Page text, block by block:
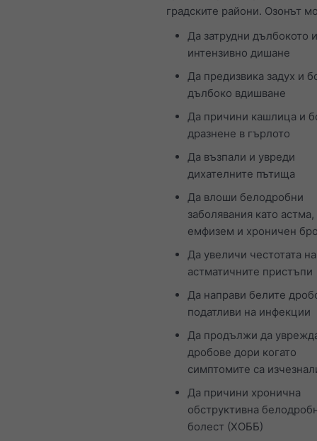
градските райони. Озонът
Да затрудни дълбокото и
интензивно дишане
Да предизвика задух и
дълбоко вдишване
Да причини кашлица и
дразнене в гърлото
Да възпали и увреди
дихателните пътища
Да влоши белодробни
заболявания като астма,
емфизем и хроничен
Да увеличи честотата на
астматичните пристъпи
Да направи белите
податливи на инфекции
Да продължи да
дробове дори когато
симптомите са
Да причини хронична
обструктивна
болест (ХОББ)